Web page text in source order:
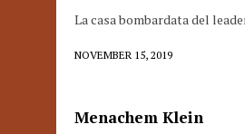
La casa bombardata del
NOVEMBER 15, 2019
Menachem Klein